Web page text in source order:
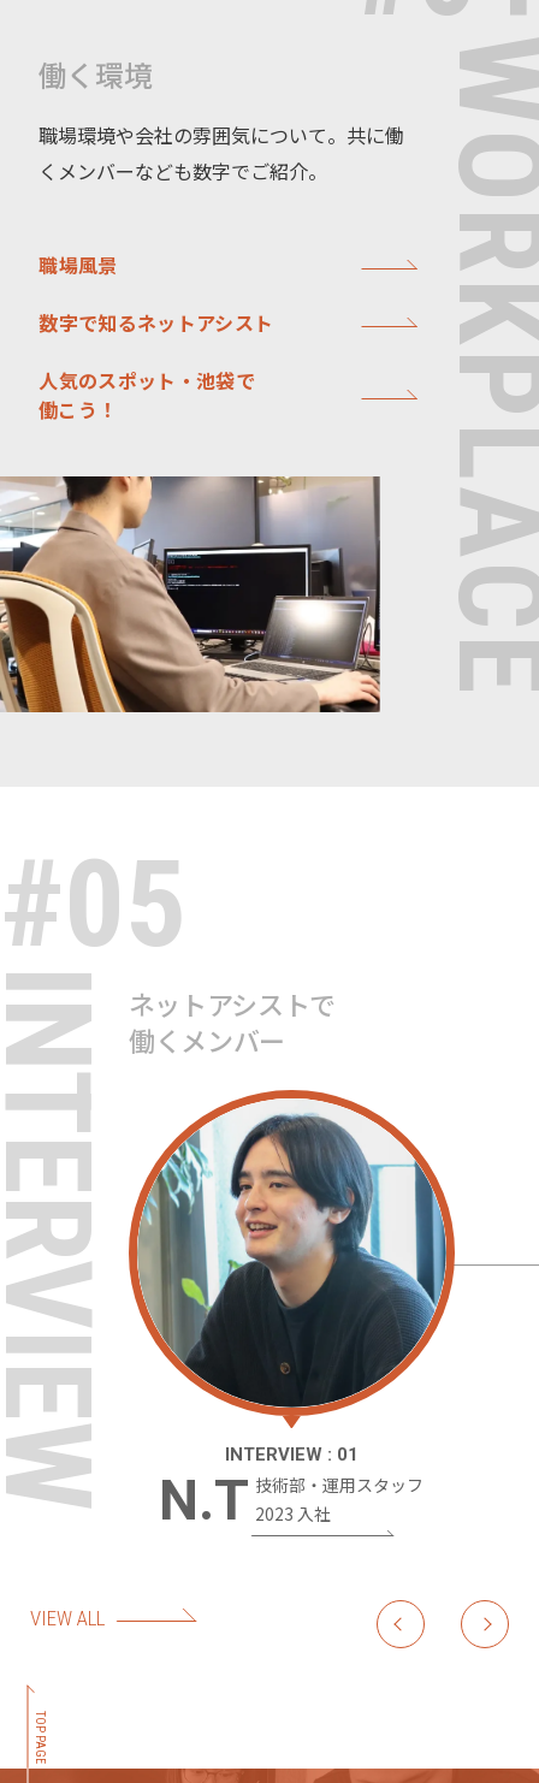
働く環境
職場環境や会社の雰囲気について。共に働
くメンバーなども数字でご紹介。
職場風景
数字で知るネットアシスト
人気のスポット・池袋で
働こう！
#05
ネットアシストで
働くメンバー
INTERVIEW : 01
N.T 技術部・運用スタッフ
2023 入社
VIEW ALL
TOP PAGE